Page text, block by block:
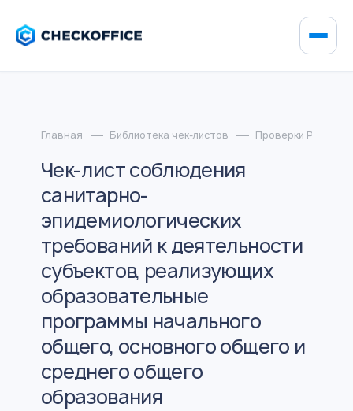
Главная Библиотека чек-листов Проверки
Чек-лист соблюдения
санитарно-
эпидемиологических
требований к деятельности
субъектов, реализующих
образовательные
программы начального
общего, основного общего и
среднего общего
образования